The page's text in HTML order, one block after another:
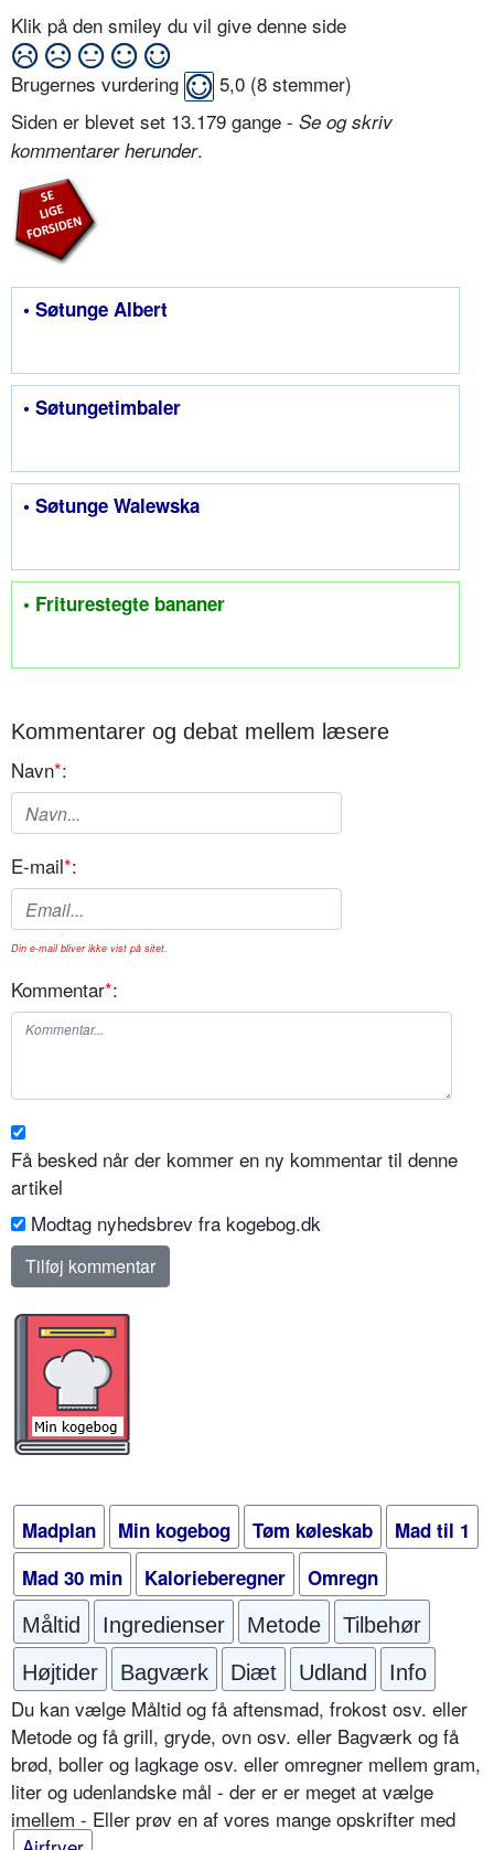
Klik på den smiley du vil give denne side
Brugernes vurdering 5,0 (8 stemmer)
Siden er blevet set 13.179 gange - Se og skriv
kommentarer herunder.
• Søtunge Albert
• Søtungetimbaler
• Søtunge Walewska
• Friturestegte bananer
Kommentarer og debat mellem læsere
Navn*:
E-mail*:
Din e-mail bliver ikke vist på sitet.
Kommentar*:
Få besked når der kommer en ny kommentar til denne
artikel
Modtag nyhedsbrev fra kogebog.dk
Madplan Min kogebog Tøm køleskab
Mad til 1
Mad 30 min
Kalorieberegner Omregn
Måltid Ingredienser Metode
Tilbehør
Højtider
Bagværk Diæt Udland Info
Du kan vælge Måltid og få aftensmad, frokost osv. eller
Metode og få grill, gryde, ovn osv. eller Bagværk og få
brød, boller og lagkage osv. eller omregner mellem gram,
liter og udenlandske mål - der er er meget at vælge
imellem - Eller prøv en af vores mange opskrifter med